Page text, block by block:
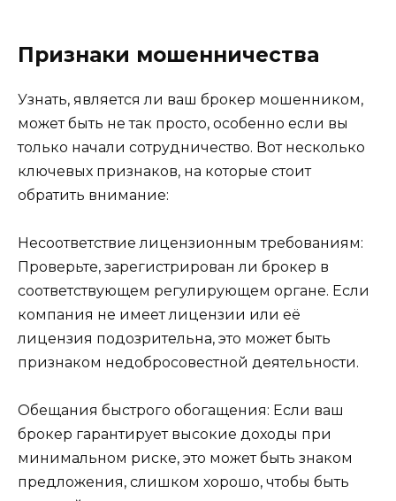
Признаки мошенничества
Узнать, является ли ваш брокер мошенником,
может быть не так просто, особенно если вы
только начали сотрудничество. Вот несколько
ключевых признаков, на которые стоит
обратить внимание:
Несоответствие лицензионным требованиям:
Проверьте, зарегистрирован ли брокер в
соответствующем регулирующем органе. Если
компания не имеет лицензии или её
лицензия подозрительна, это может быть
признаком недобросовестной деятельности.
Обещания быстрого обогащения: Если ваш
брокер гарантирует высокие доходы при
минимальном риске, это может быть знаком
предложения, слишком хорошо, чтобы быть